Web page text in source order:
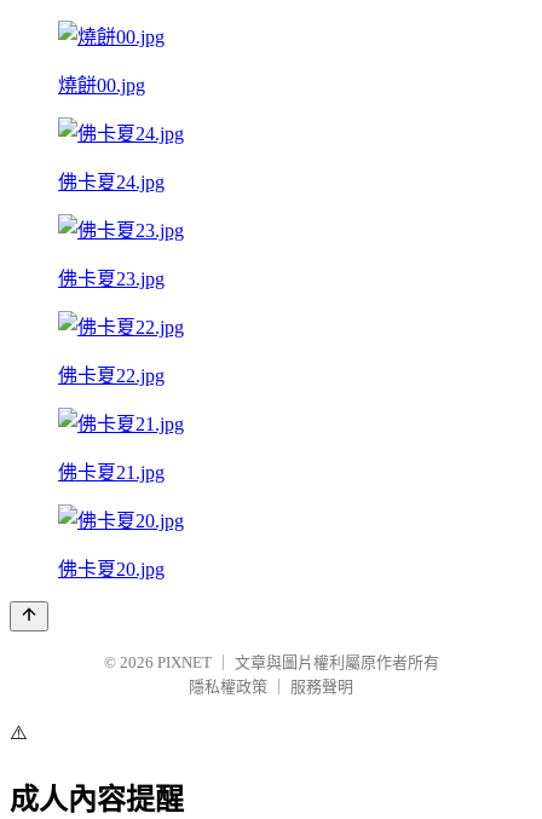
燒餅00.jpg
佛卡夏24.jpg
佛卡夏23.jpg
佛卡夏22.jpg
佛卡夏21.jpg
佛卡夏20.jpg
© 2026 PIXNET
文章與圖片權利屬原作者所有
隱私權政策
服務聲明
⚠️
成人內容提醒